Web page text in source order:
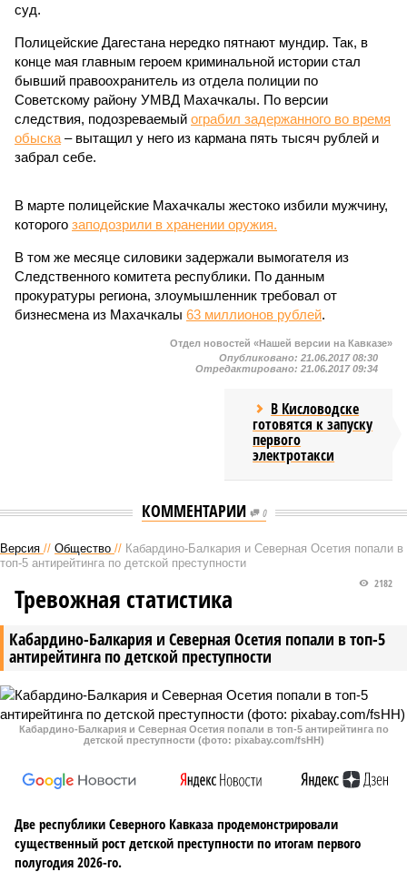
суд.
Полицейские Дагестана нередко пятнают мундир. Так, в
конце мая главным героем криминальной истории стал
бывший правоохранитель из отдела полиции по
Советскому району УМВД Махачкалы. По версии
следствия, подозреваемый ограбил задержанного во время
обыска – вытащил у него из кармана пять тысяч рублей и
забрал себе.
В марте полицейские Махачкалы жестоко избили мужчину,
которого заподозрили в хранении оружия.
В том же месяце силовики задержали вымогателя из
Следственного комитета республики. По данным
прокуратуры региона, злоумышленник требовал от
бизнесмена из Махачкалы 63 миллионов рублей.
Отдел новостей «Нашей версии на Кавказе»
Опубликовано: 21.06.2017 08:30
Отредактировано: 21.06.2017 09:34
В Кисловодске
готовятся к запуску
первого
электротакси
КОММЕНТАРИИ 0
Версия // Общество // Кабардино-Балкария и Северная Осетия попали в
топ-5 антирейтинга по детской преступности
Кабардино-Балкария и Северная Осетия попали в топ-5
антирейтинга по детской преступности
2182
Тревожная статистика
Кабардино-Балкария и Северная Осетия попали в топ-5 антирейтинга по
детской преступности (фото: pixabay.com/fsHH)
Две республики Северного Кавказа продемонстрировали
существенный рост детской преступности по итогам первого
полугодия 2026-го.